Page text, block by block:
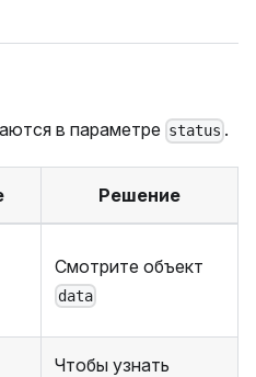
в параметре status .
Решение
Смотрите объект
data
Чтобы узнать